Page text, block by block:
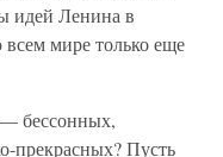
идей Ленина в
мире только еще
— бессонных,
прекрасных? Пусть